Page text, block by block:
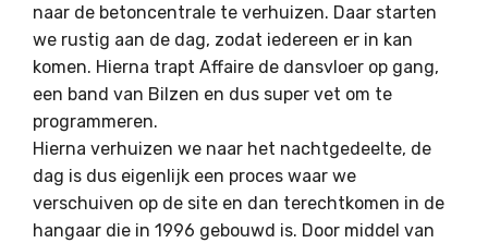
naar de betoncentrale te verhuizen. Daar starten
we rustig aan de dag, zodat iedereen er in kan
komen. Hierna trapt Affaire de dansvloer op gang,
een band van Bilzen en dus super vet om te
programmeren.
Hierna verhuizen we naar het nachtgedeelte, de
dag is dus eigenlijk een proces waar we
verschuiven op de site en dan terechtkomen in de
hangaar die in 1996 gebouwd is. Door middel van